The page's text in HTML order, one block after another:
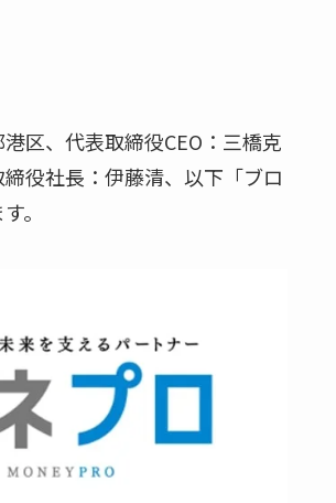
区、代表取締役CEO：三橋克
役社長：伊藤清、以下「ブロ
。